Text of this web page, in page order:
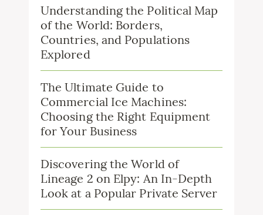
Understanding the Political Map
of the World: Borders,
Countries, and Populations
Explored
The Ultimate Guide to
Commercial Ice Machines:
Choosing the Right Equipment
for Your Business
Discovering the World of
Lineage 2 on Elpy: An In-Depth
Look at a Popular Private Server